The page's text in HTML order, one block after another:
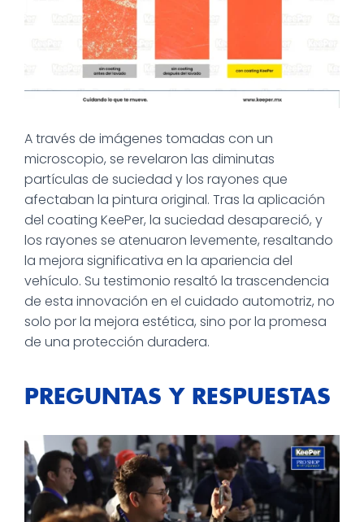
A través de imágenes tomadas con un
microscopio, se revelaron las diminutas
partículas de suciedad y los rayones que
afectaban la pintura original. Tras la aplicación
del coating KeePer, la suciedad desapareció, y
los rayones se atenuaron levemente, resaltando
la mejora significativa en la apariencia del
vehículo. Su testimonio resaltó la trascendencia
de esta innovación en el cuidado automotriz, no
solo por la mejora estética, sino por la promesa
de una protección duradera.
PREGUNTAS Y RESPUESTAS